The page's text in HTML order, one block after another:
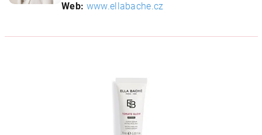
Web: www.ellabache.cz